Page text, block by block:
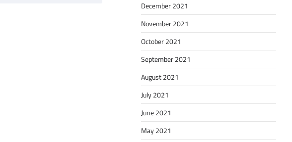
December 2021
November 2021
October 2021
September 2021
August 2021
July 2021
June 2021
May 2021